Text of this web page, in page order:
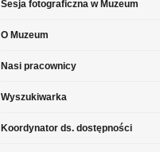
Sesja fotograficzna w Muzeum
O Muzeum
Nasi pracownicy
Wyszukiwarka
Koordynator ds. dostępności